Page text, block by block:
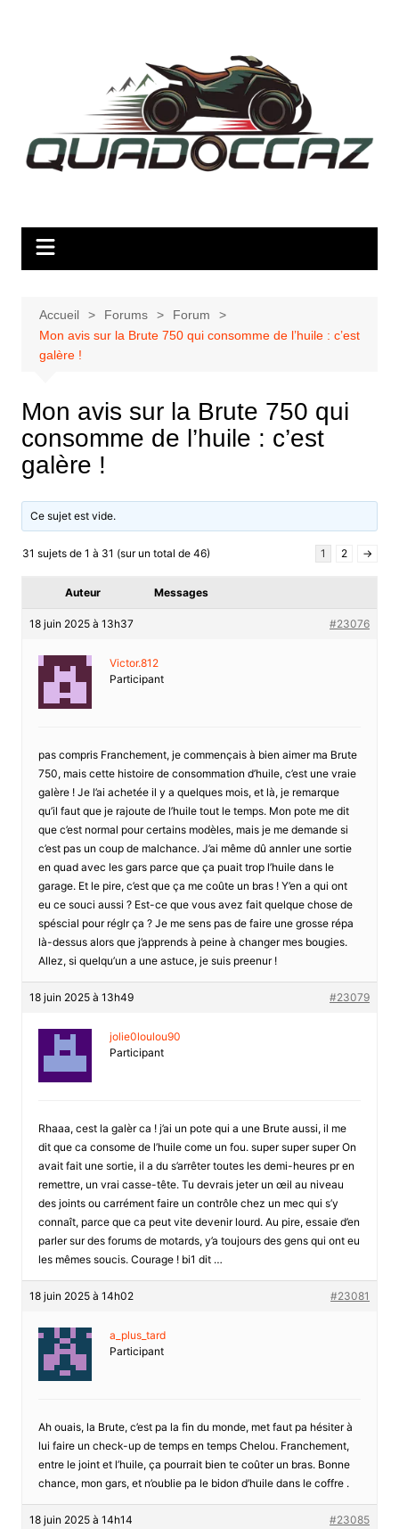
Accueil Forums
Forum
Mon avis sur la Brute 750 qui consomme de l’huile : c’est
galère !
Mon avis sur la Brute 750 qui
consomme de l’huile : c’est
galère !
Ce sujet est vide.
31 sujets de 1 à 31 (sur un total de 46) 1 2 →
Auteur Messages
18 juin 2025 à 13h37 #23076
Victor.812
Participant
pas compris Franchement, je commençais à bien aimer ma Brute
750, mais cette histoire de consommation d’huile, c’est une vraie
galère ! Je l’ai achetée il y a quelques mois, et là, je remarque
qu’il faut que je rajoute de l’huile tout le temps. Mon pote me dit
que c’est normal pour certains modèles, mais je me demande si
c’est pas un coup de malchance. J’ai même dû annler une sortie
en quad avec les gars parce que ça puait trop l’huile dans le
garage. Et le pire, c’est que ça me coûte un bras ! Y’en a qui ont
eu ce souci aussi ? Est-ce que vous avez fait quelque chose de
spéscial pour réglr ça ? Je me sens pas de faire une grosse répa
là-dessus alors que j’apprends à peine à changer mes bougies.
Allez, si quelqu’un a une astuce, je suis preenur !
18 juin 2025 à 13h49 #23079
jolie0loulou90
Participant
Rhaaa, cest la galèr ca ! j’ai un pote qui a une Brute aussi, il me
dit que ca consome de l’huile come un fou. super super super On
avait fait une sortie, il a du s’arrêter toutes les demi-heures pr en
remettre, un vrai casse-tête. Tu devrais jeter un œil au niveau
des joints ou carrément faire un contrôle chez un mec qui s’y
connaît, parce que ca peut vite devenir lourd. Au pire, essaie d’en
parler sur des forums de motards, y’a toujours des gens qui ont eu
les mêmes soucis. Courage ! bi1 dit …
18 juin 2025 à 14h02 #23081
a_plus_tard
Participant
Ah ouais, la Brute, c’est pa la fin du monde, met faut pa hésiter à
lui faire un check-up de temps en temps Chelou. Franchement,
entre le joint et l’huile, ça pourrait bien te coûter un bras. Bonne
chance, mon gars, et n’oublie pa le bidon d’huile dans le coffre .
18 juin 2025 à 14h14 #23085